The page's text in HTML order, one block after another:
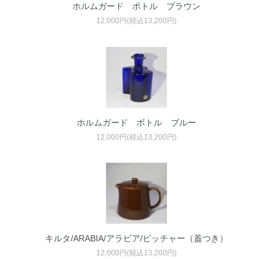
ホルムガード ボトル ブラウン
12,000円(税込13,200円)
ホルムガード ボトル ブルー
12,000円(税込13,200円)
キルタ/ARABIA/アラビア/ピッチャー（蓋つき）
12,000円(税込13,200円)